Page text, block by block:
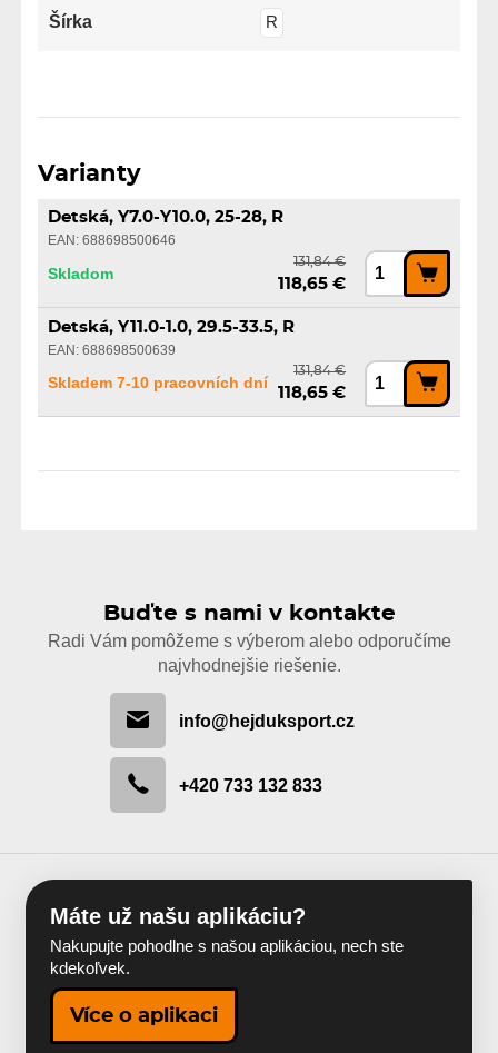
Šírka R
Varianty
Detská, Y7.0-Y10.0, 25-28, R
EAN: 688698500646
Skladom
131,84 €
118,65 €
Detská, Y11.0-1.0, 29.5-33.5, R
EAN: 688698500639
Skladem 7-10 pracovních dní
131,84 €
118,65 €
Buďte s nami v kontakte
Radi Vám pomôžeme s výberom alebo odporučíme
najvhodnejšie riešenie.
info@hejduksport.cz
+420 733 132 833
Máte už našu aplikáciu?
Nakupujte pohodlne s našou aplikáciou, nech ste
kdekoľvek.
Více o aplikaci